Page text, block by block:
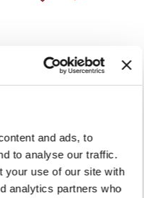
and ads, to
to analyse our traffic.
your use of our site with
analytics partners who